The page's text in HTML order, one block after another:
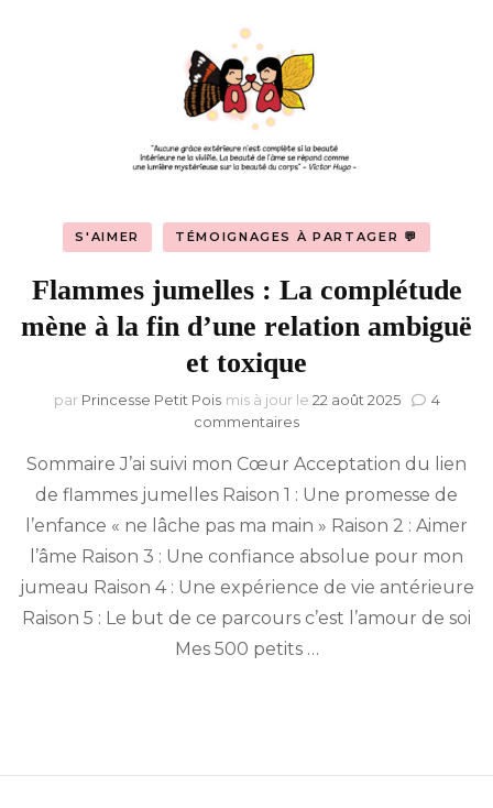
S'AIMER TÉMOIGNAGES À PARTAGER 💬
Flammes jumelles : La complétude
mène à la fin d’une relation ambiguë
et toxique
par Princesse Petit Pois mis à jour le 22 août 2025
4
commentairessur
jumelles :
La
complétude
mène
à
fin
d’une
relation
Sommaire J’ai suivi mon Cœur Acceptation du lien
de flammes jumelles Raison 1 : Une promesse de
l’enfance « ne lâche pas ma main » Raison 2 : Aimer
l’âme Raison 3 : Une confiance absolue pour mon
jumeau Raison 4 : Une expérience de vie antérieure
Raison 5 : Le but de ce parcours c’est l’amour de soi
Mes 500 petits …